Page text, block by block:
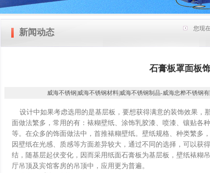
新闻动态 您现
石膏板罩面板
威海不锈钢|威海不锈钢材料|威海不锈钢制品-威海忠桦不锈钢
设计中如果考虑选用的是基层板，要想获得满意的装饰效果，
面做法繁多，常用的有：裱糊壁纸、涂饰乳胶漆、喷漆、镶贴各
等。在众多的饰面做法中，首推裱糊壁纸。壁纸规格、种类繁多
因壁纸在光感、质感等方面差异较大，通过不同的选择，可以获
结，随基层起伏变化，因而采用纸面石膏板为基层板，壁纸裱糊
厅吊顶及宾馆客房的吊顶中，应用更为普遍。